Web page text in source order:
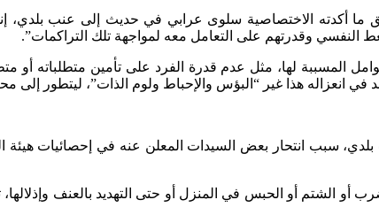
ما أكدته الاختصاصية سلوى عرابي في حديث إلى عنب بلدي،
النفسي وقدرتهم على التعامل معه لمواجهة تلك التراكمات”.
المسببة لها، مثل عدم قدرة الفرد على تأمين متطلباته أو
في انعزاله هذا غير “البؤس والإحباط ولوم الذات”، ليتطور
سبب انتحار بعض السيدات المعلن عنه في إحصائيات هيئة
أو الشتم أو الحبس في المنزل أو حتى التهديد بالعنف وإذلالها،